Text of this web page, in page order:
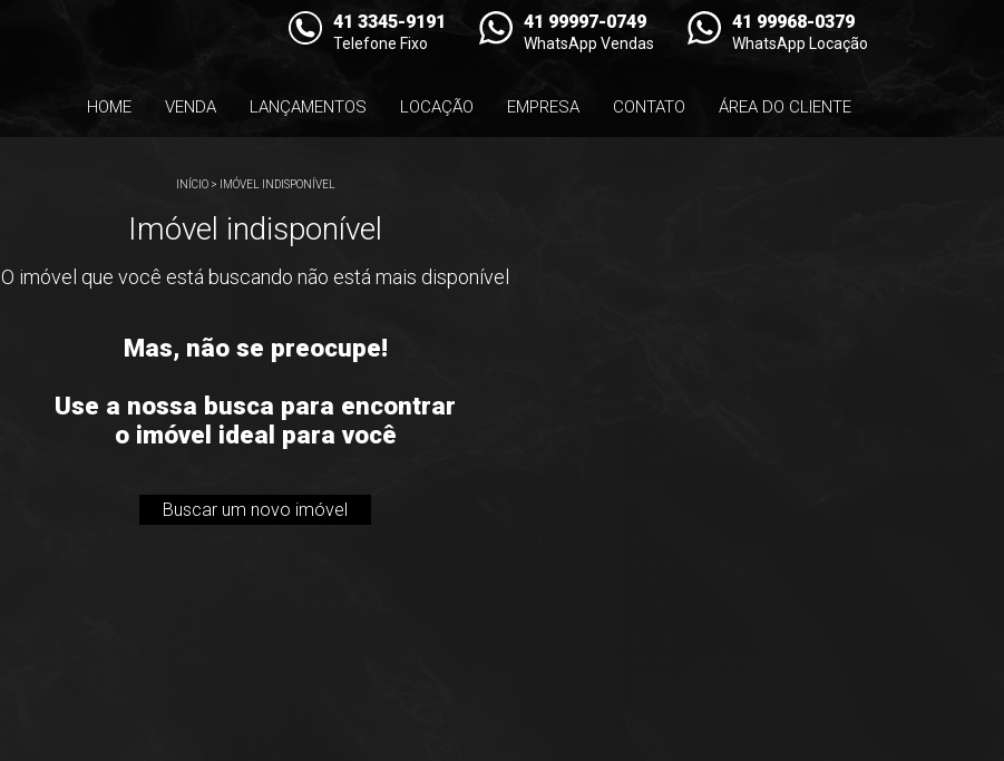
41 3345-9191
Telefone Fixo
41 99997-0749
WhatsApp Vendas
41 99968-0379
WhatsApp Locação
HOME VENDA LANÇAMENTOS LOCAÇÃO EMPRESA CONTATO ÁREA DO CLIENTE
INÍCIO> IMÓVEL INDISPONÍVEL
Imóvel indisponível
O imóvel que você está buscando não está mais disponível
Mas, não se preocupe!
Use a nossa busca para encontrar
o imóvel ideal para você
Buscar um novo imóvel